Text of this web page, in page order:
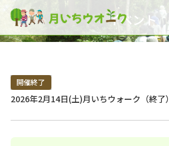
イベント
開催終了
2026年2月14日(土)月いちウォーク（終了）